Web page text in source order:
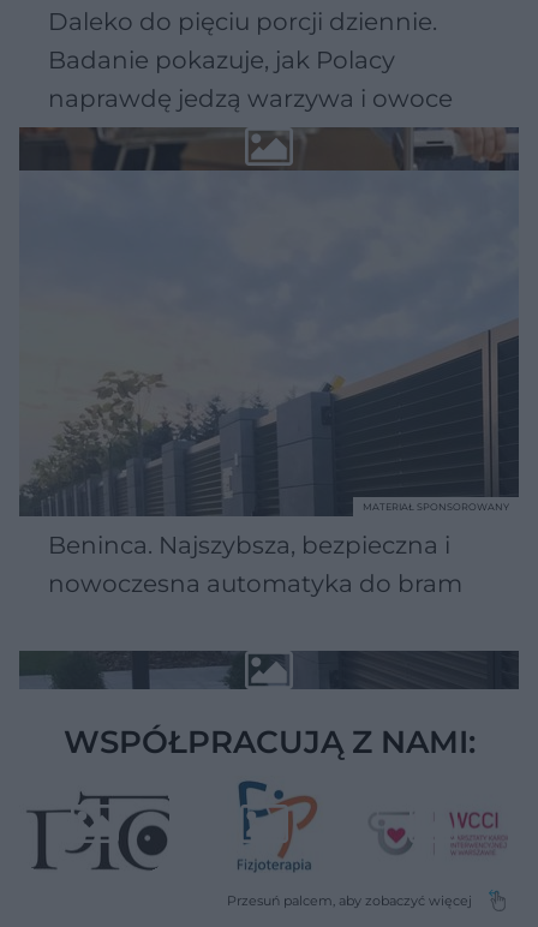
Daleko do pięciu porcji dziennie.
Badanie pokazuje, jak Polacy
naprawdę jedzą warzywa i owoce
Beninca. Najszybsza, bezpieczna i
nowoczesna automatyka do bram
MATERIAŁ SPONSOROWANY
WSPÓŁPRACUJĄ Z NAMI: